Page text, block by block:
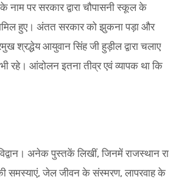
पर सरकार द्वारा चौपासनी स्कूल के
हुए। अंतत सरकार को झुकना पड़ा और
श्रद्धेय आयुवान सिंह जी हुड़ील द्वारा चलाए
रहे। आंदोलन इतना तीव्र एवं व्यापक था कि
अनेक पुस्तकें लिखीं, जिनमें राजस्थान रा
समस्याएं, जेल जीवन के संस्मरण, लापरवाह के